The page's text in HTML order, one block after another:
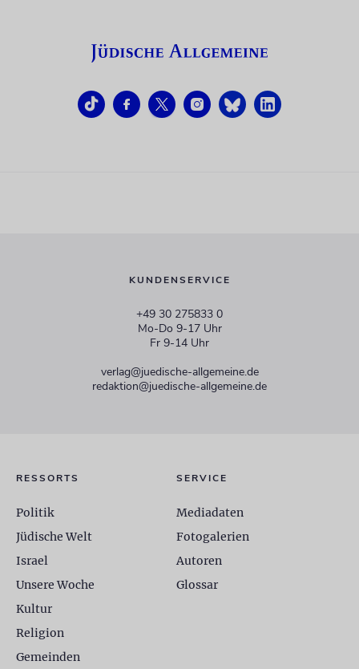
KUNDENSERVICE
+49 30 275833 0
Mo-Do 9-17 Uhr
Fr 9-14 Uhr
verlag@juedische-allgemeine.de
redaktion@juedische-allgemeine.de
RESSORTS
Politik
Jüdische Welt
Israel
Unsere Woche
Kultur
Religion
Gemeinden
SERVICE
Mediadaten
Fotogalerien
Autoren
Glossar